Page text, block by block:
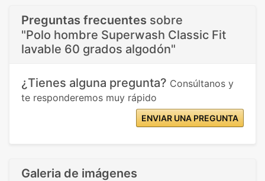
Preguntas frecuentes sobre
"Polo hombre Superwash Classic Fit
lavable 60 grados algodón"
¿Tienes alguna pregunta? Consúltanos y
te responderemos muy rápido
ENVIAR UNA PREGUNTA
Galeria de imágenes